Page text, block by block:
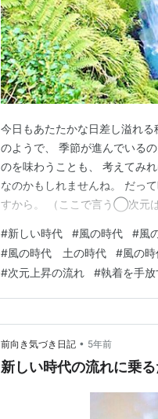
今日もあたたかな日差し溢れ
のようで、 季節が進んでいる
のを味わうことも、 考えてみ
なのかもしれませんね。 だっ
すから。 （ここで言う◯次元
次元として話します。） 次の
在しないということではなく
#新しい時代 #風の時代 #風
#風の時代 土の時代 #風の時
#次元上昇の流れ #執着を手放
前向き気づき日記 • 5年前
新しい時代の流れに乗